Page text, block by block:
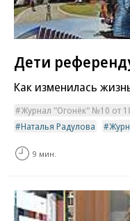
Дети
Как изменилась
Журнал "Огонёк" №10 от
Наталья Радулова
9 мин.